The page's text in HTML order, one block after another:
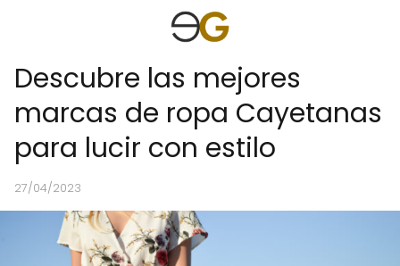
Descubre las mejores
marcas de ropa Cayetanas
para lucir con estilo
27/04/2023